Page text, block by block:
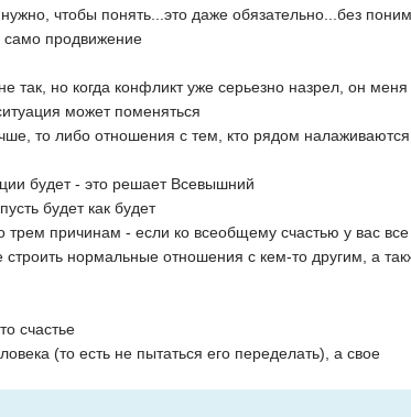
чтобы понять...это даже обязательно...без
само продвижение
так, но когда конфликт уже серьезно назрел, он
может поменяться
то либо отношения с тем, кто рядом
будет - это решает Всевышний
будет как будет
причинам - если ко всеобщему счастью у вас
нормальные отношения с кем-то другим, а
счастье
(то есть не пытаться его переделать), а свое